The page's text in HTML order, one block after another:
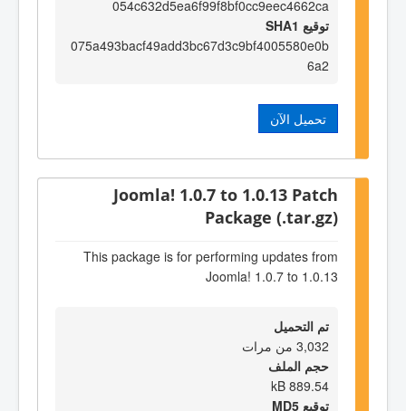
054c632d5ea6f99f8bf0cc9eec4662ca
توقيع SHA1
075a493bacf49add3bc67d3c9bf4005580e0b
6a2
تحميل الآن
Joomla! 1.0.7 to 1.0.13 Patch
Package (.tar.gz)
This package is for performing updates from
Joomla! 1.0.7 to 1.0.13
تم التحميل
3,032 من مرات
حجم الملف
889.54 kB
توقيع MD5